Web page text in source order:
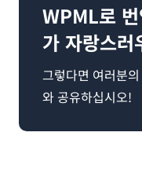
WPML로
가 자랑스러
그렇다면 여러분
와 공유하십시오!